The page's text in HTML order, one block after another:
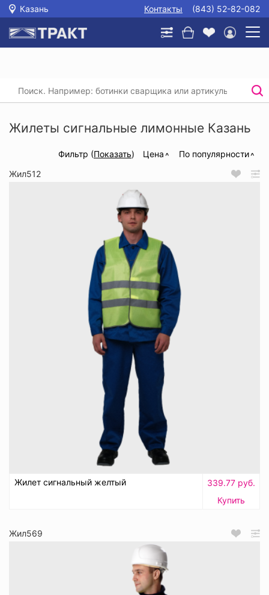
Казань Контакты (843) 52-82-082
Главная / /
Жилеты сигнальные
Жилеты сигнальные лимонные
Жилеты сигнальные лимонные Казань
Фильтр (Показать) Цена
По популярности
Жил512
Жилет сигнальный желтый
339.77 руб.
Купить
Жил569